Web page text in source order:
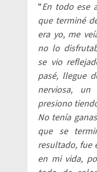
“En todo ese
que terminé
era yo, me
no lo
se vio
pasé, llegue
nerviosa, un
presiono
No tenía
que se
resultado, fue
en mi vida,